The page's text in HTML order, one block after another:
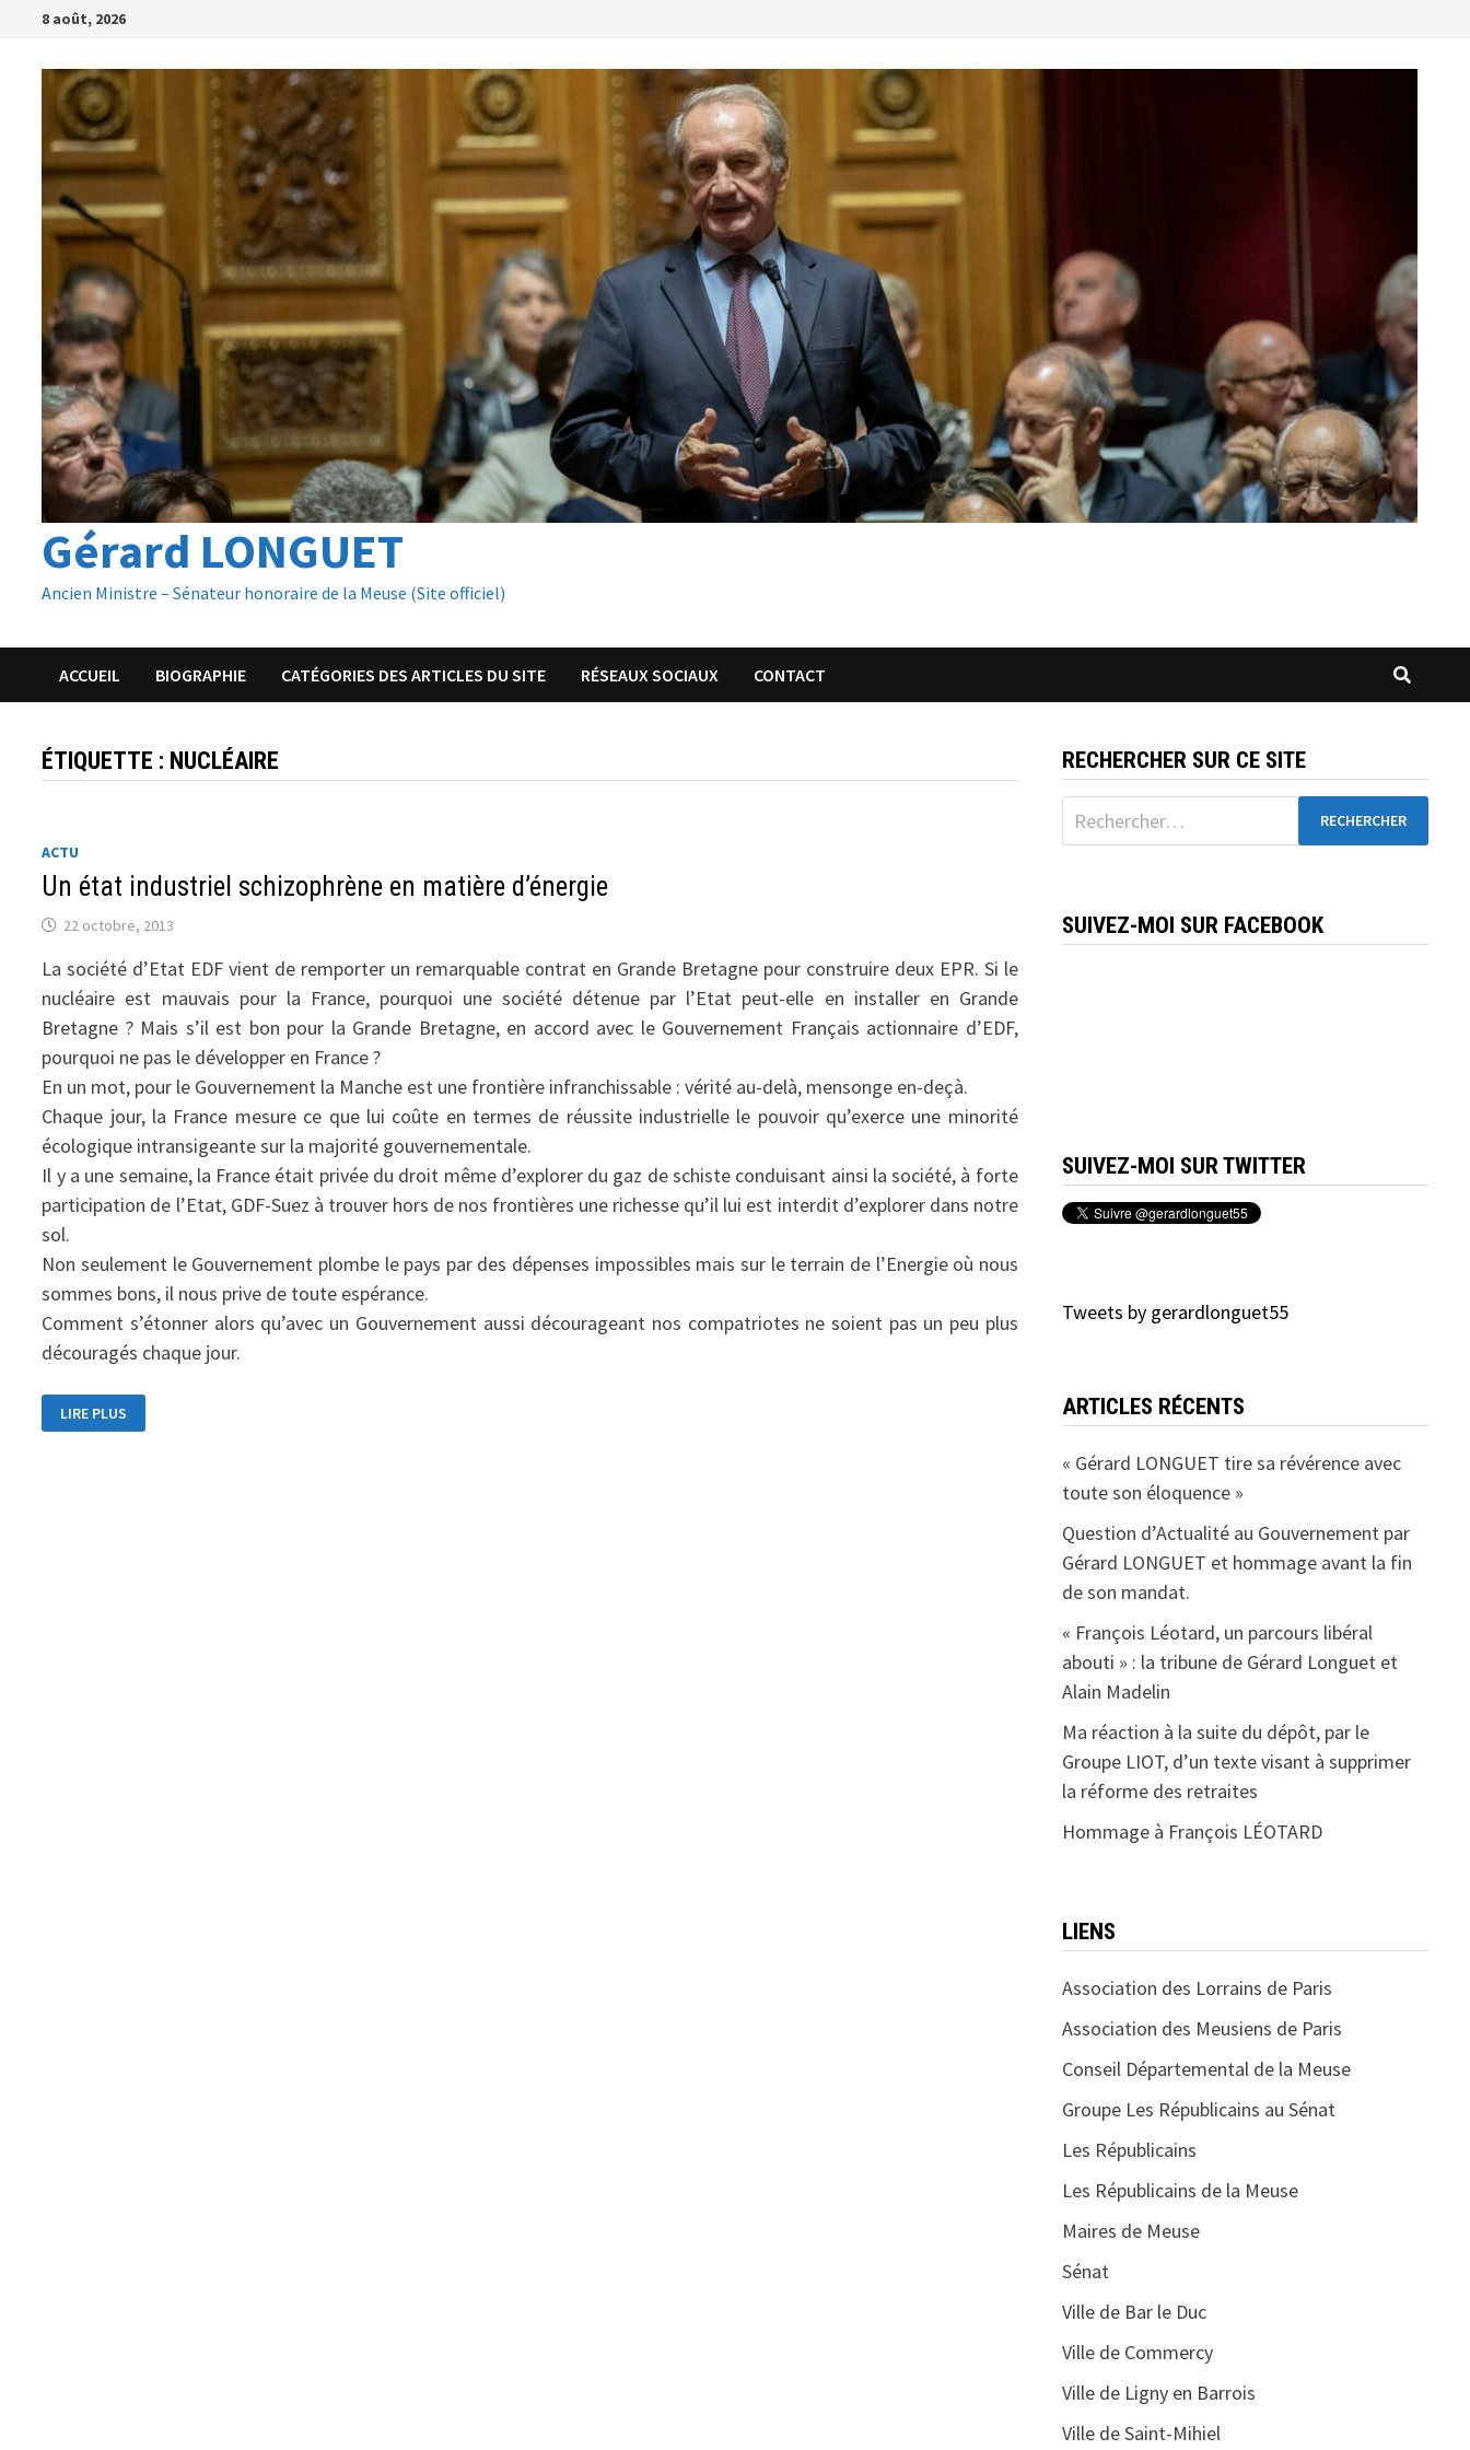
Passer
contenu
8 août, 2026
Gérard LONGUET
Ancien Ministre – Sénateur honoraire de la Meuse (Site officiel)
ACCUEIL BIOGRAPHIE CATÉGORIES DES ARTICLES DU SITE RÉSEAUX SOCIAUX CONTACT
ÉTIQUETTE : NUCLÉAIRE
ACTU
Un état industriel schizophrène en matière d’énergie
22 octobre, 2013
La société d’Etat EDF vient de remporter un remarquable contrat en Grande Bretagne pour construire deux EPR. Si le
nucléaire est mauvais pour la France, pourquoi une société détenue par l’Etat peut-elle en installer en Grande
Bretagne ? Mais s’il est bon pour la Grande Bretagne, en accord avec le Gouvernement Français actionnaire d’EDF,
pourquoi ne pas le développer en France ?
En un mot, pour le Gouvernement la Manche est une frontière infranchissable : vérité au-delà, mensonge en-deçà.
Chaque jour, la France mesure ce que lui coûte en termes de réussite industrielle le pouvoir qu’exerce une minorité
écologique intransigeante sur la majorité gouvernementale.
Il y a une semaine, la France était privée du droit même d’explorer du gaz de schiste conduisant ainsi la société, à forte
participation de l’Etat, GDF-Suez à trouver hors de nos frontières une richesse qu’il lui est interdit d’explorer dans notre
sol.
Non seulement le Gouvernement plombe le pays par des dépenses impossibles mais sur le terrain de l’Energie où nous
sommes bons, il nous prive de toute espérance.
Comment s’étonner alors qu’avec un Gouvernement aussi décourageant nos compatriotes ne soient pas un peu plus
découragés chaque jour.
ÉTAT
INDUSTRIEL
LIRE PLUS
RECHERCHER SUR CE SITE
Rechercher :
SUIVEZ-MOI SUR FACEBOOK
SUIVEZ-MOI SUR TWITTER
Tweets by gerardlonguet55
ARTICLES RÉCENTS
« Gérard LONGUET tire sa révérence avec
toute son éloquence »
Question d’Actualité au Gouvernement par
Gérard LONGUET et hommage avant la fin
de son mandat.
« François Léotard, un parcours libéral
abouti » : la tribune de Gérard Longuet et
Alain Madelin
Ma réaction à la suite du dépôt, par le
Groupe LIOT, d’un texte visant à supprimer
la réforme des retraites
Hommage à François LÉOTARD
LIENS
Association des Lorrains de Paris
Association des Meusiens de Paris
Conseil Départemental de la Meuse
Groupe Les Républicains au Sénat
Les Républicains
Les Républicains de la Meuse
Maires de Meuse
Sénat
Ville de Bar le Duc
Ville de Commercy
Ville de Ligny en Barrois
Ville de Saint-Mihiel